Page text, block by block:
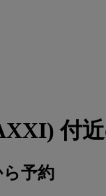
付
予約